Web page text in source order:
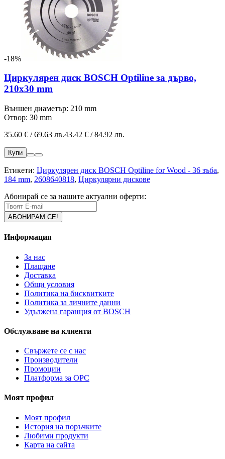
-18%
Циркулярен диск BOSCH Optiline за дърво,
210x30 mm
Външен диаметър: 210 mm
Отвор: 30 mm
35.60 € / 69.63 лв.43.42 € / 84.92 лв.
Купи
Етикети: Циркулярен диск BOSCH Optiline for Wood - 36 зъба,
184 mm, 2608640818, Циркулярни дискове
Абонирай се за нашите актуални оферти:
Информация
За нас
Плащане
Доставка
Общи условия
Политика на бисквитките
Политика за личните данни
Удължена гаранция от BOSCH
Обслужване на клиенти
Свържете се с нас
Производители
Промоции
Платформа за ОРС
Моят профил
Моят профил
История на поръчките
Любими продукти
Карта на сайта